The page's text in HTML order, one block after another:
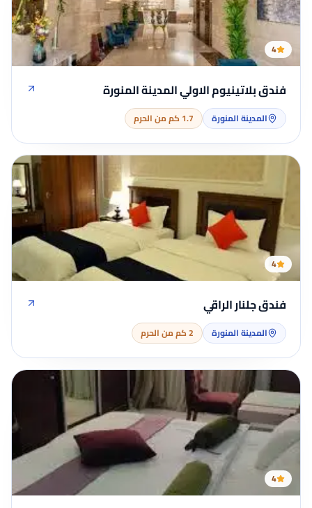
4
فندق بلاتينيوم الاولي المدينة المنورة
المدينة المنورة 1.7 كم من الحرم
4
فندق جلنار الراقي
المدينة المنورة 2 كم من الحرم
4